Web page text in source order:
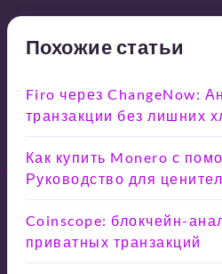
Похожие статьи
Firo через ChangeNow:
транзакции без лишних
Как купить Monero с
Руководство для
Coinscope: блокчейн-
приватных транзакций